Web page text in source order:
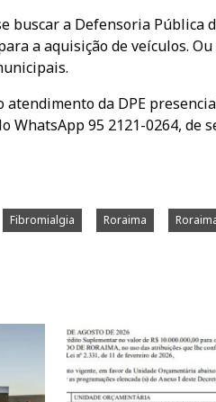
buscar a Defensoria Pública
a aquisição de veículos.
da DPE
WhatsApp 95 2121-0264, de
Fibromialgia Roraima